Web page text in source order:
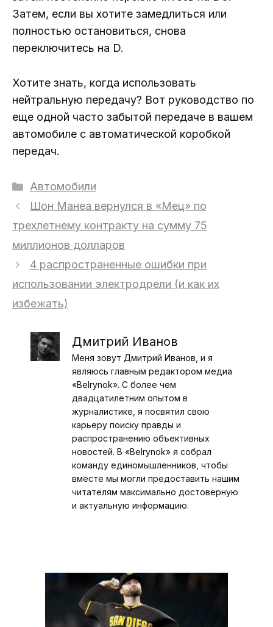
Затем, если вы хотите замедлиться или
полностью остановиться, снова
переключитесь на D.
Хотите знать, когда использовать
нейтральную передачу? Вот руководство по
еще одной часто забытой передаче в вашем
автомобиле с автоматической коробкой
передач.
Рубрики
Автомобили
Шон Манеа вернулся в «Мец» по
трехлетнему контракту на сумму 75
миллионов долларов
4 распространенные ошибки при
использовании электродрели (и как их
избежать)
Дмитрий Иванов
Меня зовут Дмитрий Иванов, и я
являюсь главным редактором медиа
«Belrynok». С более чем
двадцатилетним опытом в
журналистике, я посвятил свою
карьеру поиску правды и
распространению объективных
новостей. В «Belrynok» я собрал
команду единомышленников, чтобы
вместе мы могли предоставить нашим
читателям максимально достоверную
и актуальную информацию.